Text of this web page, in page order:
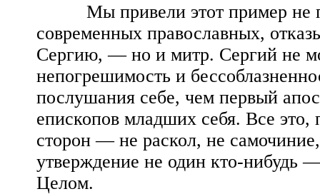
Мы привели этот пример не
современных православных,
Сергию, — но и митр. Сергий не
непогрешимость и
послушания себе, чем первый
епископов младших себя. Все
сторон — не раскол, не
утверждение не один кто-нибудь
Целом.